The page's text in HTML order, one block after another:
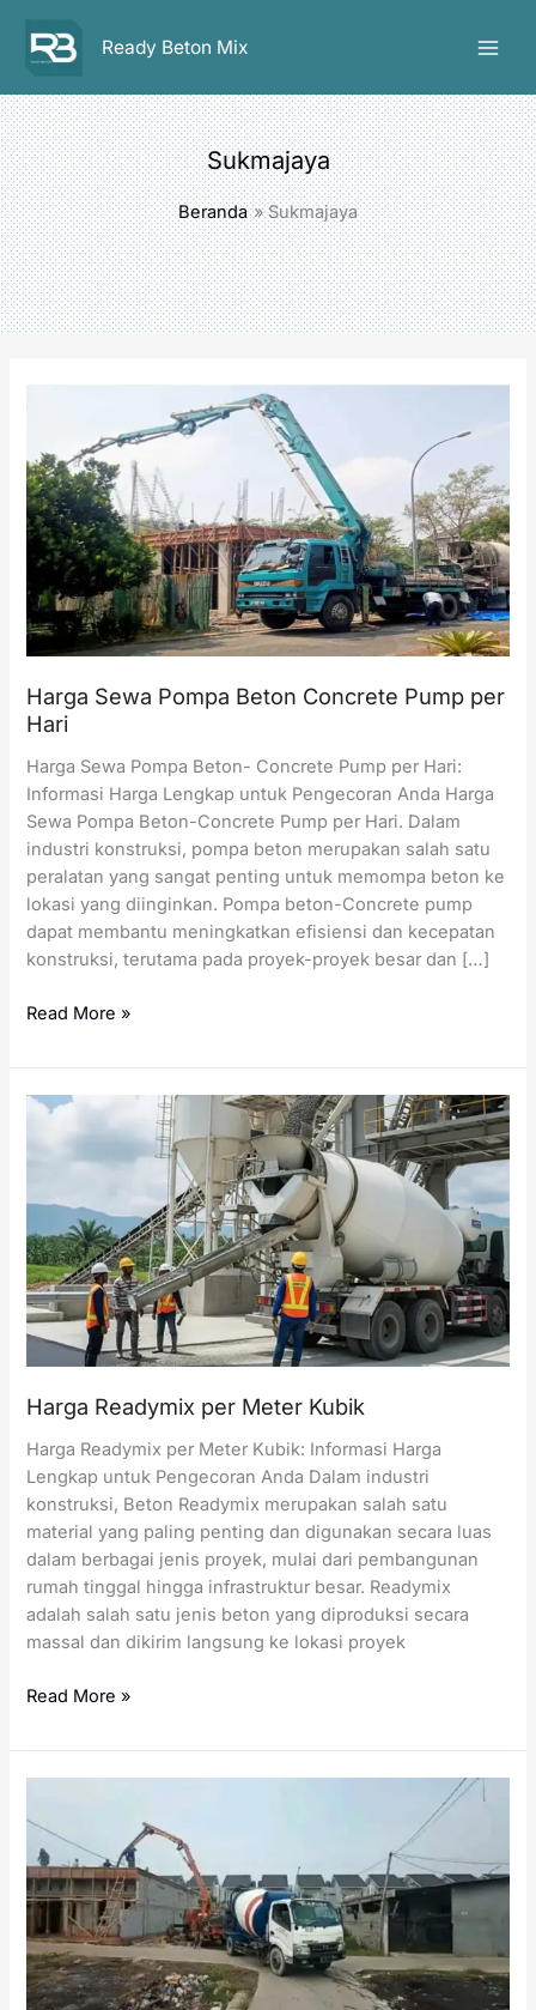
konten
Ready Beton Mix
Sukmajaya
Beranda Sukmajaya
Harga Sewa Pompa Beton Concrete Pump per
Hari
Harga Sewa Pompa Beton- Concrete Pump per Hari:
Informasi Harga Lengkap untuk Pengecoran Anda Harga
Sewa Pompa Beton-Concrete Pump per Hari. Dalam
industri konstruksi, pompa beton merupakan salah satu
peralatan yang sangat penting untuk memompa beton ke
lokasi yang diinginkan. Pompa beton-Concrete pump
dapat membantu meningkatkan efisiensi dan kecepatan
konstruksi, terutama pada proyek-proyek besar dan […]
Harga
Pompa
Beton
Hari
Read More »
Harga Readymix per Meter Kubik
Harga Readymix per Meter Kubik: Informasi Harga
Lengkap untuk Pengecoran Anda Dalam industri
konstruksi, Beton Readymix merupakan salah satu
material yang paling penting dan digunakan secara luas
dalam berbagai jenis proyek, mulai dari pembangunan
rumah tinggal hingga infrastruktur besar. Readymix
adalah salah satu jenis beton yang diproduksi secara
massal dan dikirim langsung ke lokasi proyek
Harga
per
Meter
Read More »